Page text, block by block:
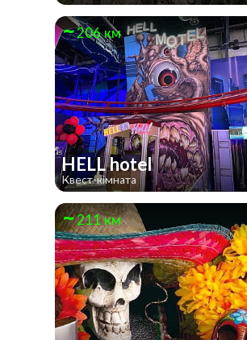
206 км
HELL hotel
Квест-кімната
211 км